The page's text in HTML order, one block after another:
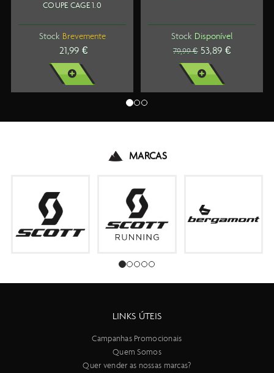
COUPE CAGE 1.0
Stock Brevemente
21,99 €
VER MAIS
Stock Disponível
79,99 € 53,89 €
VER MAIS
MARCAS
LINKS ÚTEIS
Campanhas Promocionais
Quem Somos
Quer vender as nossas marcas?